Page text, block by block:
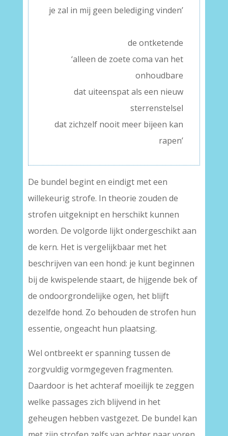
je zal in mij geen belediging vinden’
de ontketende
‘alleen de zoete coma van het
onhoudbare
dat uiteenspat als een nieuw
sterrenstelsel
dat zichzelf nooit meer bijeen kan
rapen’
De bundel begint en eindigt met een
willekeurig strofe. In theorie zouden de
strofen uitgeknipt en herschikt kunnen
worden. De volgorde lijkt ondergeschikt aan
de kern. Het is vergelijkbaar met het
beschrijven van een hond: je kunt beginnen
bij de kwispelende staart, de hijgende bek of
de ondoorgrondelijke ogen, het blijft
dezelfde hond. Zo behouden de strofen hun
essentie, ongeacht hun plaatsing.
Wel ontbreekt er spanning tussen de
zorgvuldig vormgegeven fragmenten.
Daardoor is het achteraf moeilijk te zeggen
welke passages zich blijvend in het
geheugen hebben vastgezet. De bundel kan